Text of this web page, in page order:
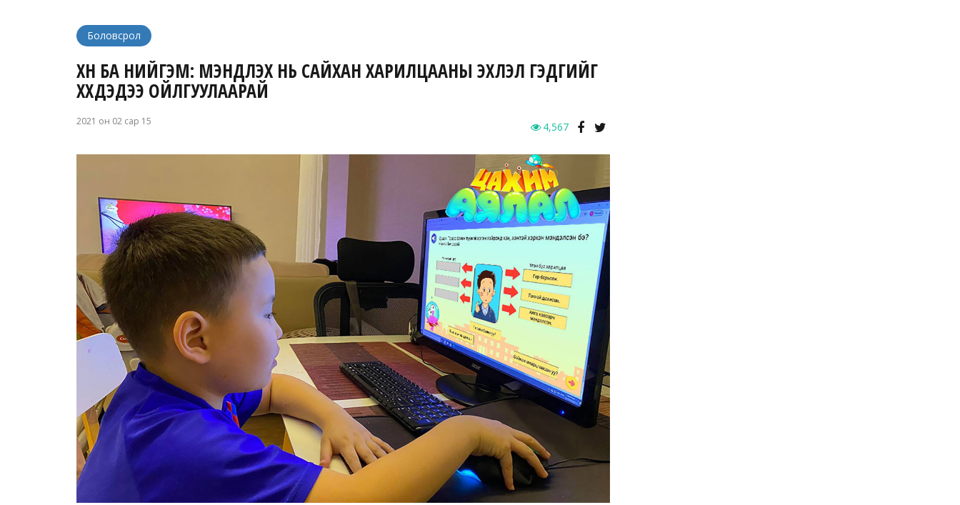
Боловсрол
ХҮН БА НИЙГЭМ: МЭНДЛЭХ НЬ САЙХАН ХАРИЛЦААНЫ ЭХЛЭЛ ГЭДГИЙГ
ХҮҮХДЭДЭЭ ОЙЛГУУЛААРАЙ
2021 он 02 сар 15 4,567